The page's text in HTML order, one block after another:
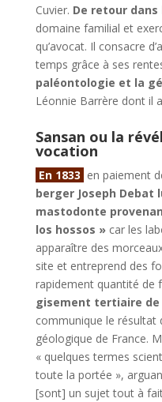
Cuvier. De retour dans
domaine familial et
qu’avocat. Il consacre
temps grâce à ses
paléontologie et la
Léonnie Barrère dont il
Sansan ou la
vocation
En 1833 en paiement
berger Joseph Debat
mastodonte
los hossos » car les
apparaître des
site et entreprend des
rapidement quantité de
gisement tertiaire de
communique le résultat
géologique de France.
« quelques termes
toute la portée »,
[sont] un sujet tout à